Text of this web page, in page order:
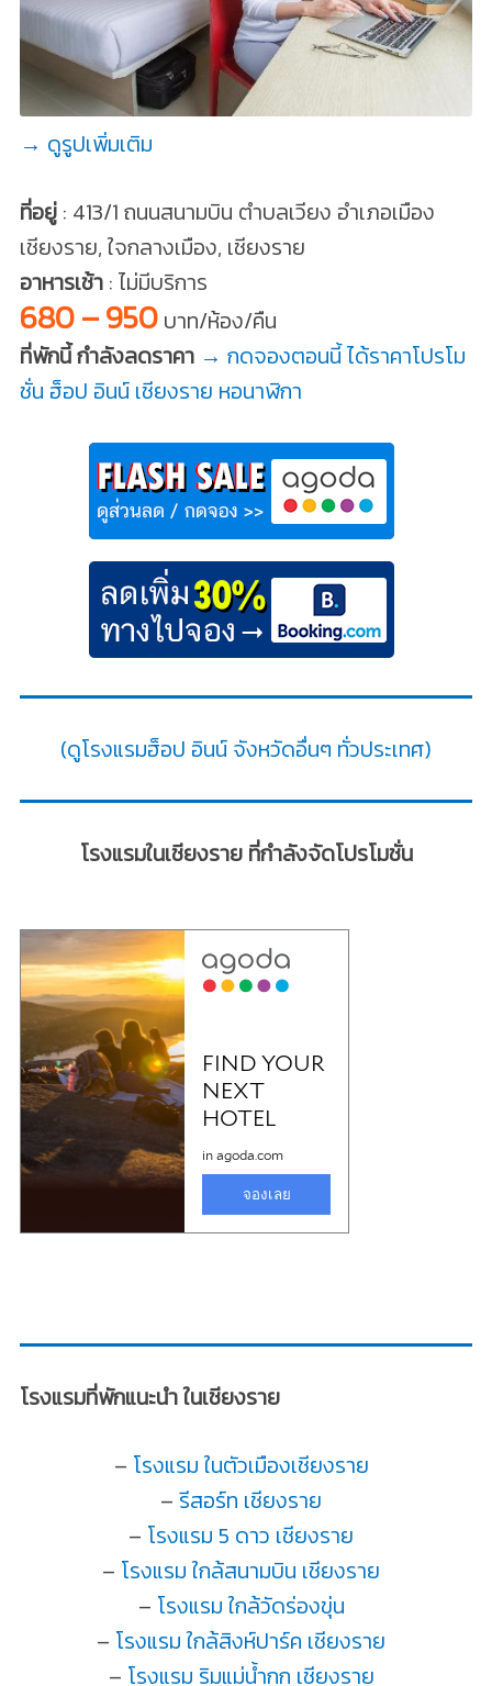
→ ดูรูปเพิ่มเติม
ที่อยู่: 413/1 ถนนสนามบิน ตำบลเวียง อำเภอเมือง
เชียงราย, ใจกลางเมือง, เชียงราย
อาหารเช้า: ไม่มีบริการ
680 – 950บาท/ห้อง/คืน
ที่พักนี้ กำลังลดราคา → กดจองตอนนี้ ได้ราคาโปรโม
ชั่น ฮ็อป อินน์ เชียงราย หอนาฬิกา
(ดูโรงแรมฮ็อป อินน์ จังหวัดอื่นๆ ทั่วประเทศ)
โรงแรมในเชียงราย ที่กำลังจัดโปรโมชั่น
โรงแรมที่พักแนะนำ ในเชียงราย
– โรงแรม ในตัวเมืองเชียงราย
–รีสอร์ท เชียงราย
– โรงแรม 5 ดาว เชียงราย
– โรงแรม ใกล้สนามบิน เชียงราย
– โรงแรม ใกล้วัดร่องขุ่น
– โรงแรม ใกล้สิงห์ปาร์ค เชียงราย
– โรงแรม ริมแม่น้ำกก เชียงราย